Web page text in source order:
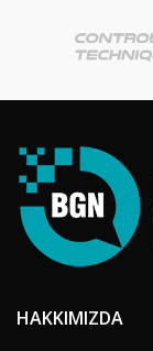
HAKKIMIZDA